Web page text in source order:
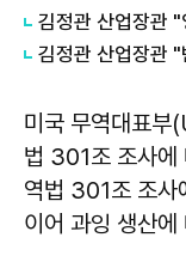
미국 무역대표부
법 301조 조사에
역법 301조 조사
이어 과잉 생산